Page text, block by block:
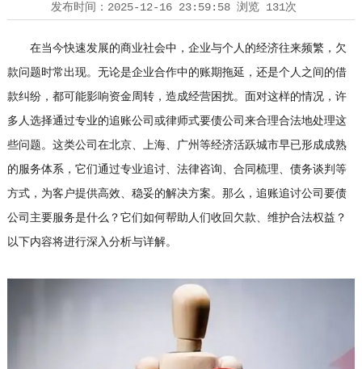
发布时间： 2025-12-16 23:59:58浏览 131次
在当今快速发展的商业社会中，企业与个人的经济往来频繁，欠
款问题时常出现。无论是企业合作中的账期拖延，还是个人之间的借
款纠纷，都可能影响资金周转，造成经营困扰。面对这样的情况，许
多人选择通过专业的追账公司或律师式要债公司来合理合法地处理这
些问题。这类公司在北京、上海、广州等经济活跃城市早已形成成熟
的服务体系，它们通过专业追讨、法律咨询、合同梳理、债务谈判等
方式，为客户提供高效、稳妥的解决方案。那么，追账追讨公司要债
公司主要服务是什么？它们如何帮助人们收回欠款、维护合法权益？
以下内容将进行深入分析与详解。